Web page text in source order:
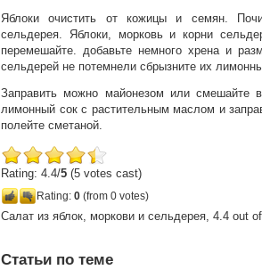
Яблоки очистить от кожицы и семян.
сельдерея. Яблоки, морковь и корни
перемешайте. добавьте немного хрена и
сельдерей не потемнели сбрызните их
Заправить можно майонезом или смешайте
лимонный сок с растительным маслом и
полейте сметаной.
Rating: 4.4/5 (5 votes cast)
Rating: 0 (from 0 votes)
Салат из яблок, моркови и сельдерея, 4.4 out
Статьи по теме